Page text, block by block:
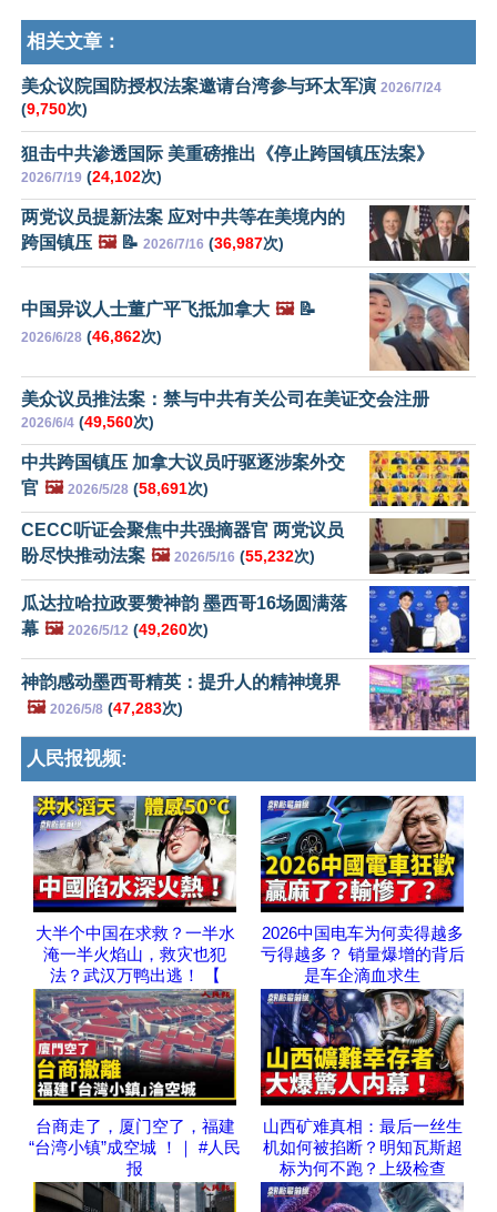
相关文章：
美众议院国防授权法案邀请台湾参与环太军演 2026/7/24
(9,750次)
狙击中共渗透国际 美重磅推出《停止跨国镇压法案》
2026/7/19 (24,102次)
两党议员提新法案 应对中共等在美境内的
跨国镇压 🖼️📝 2026/7/16 (36,987次)
中国异议人士董广平飞抵加拿大 🖼️📝
2026/6/28 (46,862次)
美众议员推法案：禁与中共有关公司在美证交会注册
2026/6/4 (49,560次)
中共跨国镇压 加拿大议员吁驱逐涉案外交
官 🖼️ 2026/5/28 (58,691次)
CECC听证会聚焦中共强摘器官 两党议员
盼尽快推动法案 🖼️ 2026/5/16 (55,232次)
瓜达拉哈拉政要赞神韵 墨西哥16场圆满落
幕 🖼️ 2026/5/12 (49,260次)
神韵感动墨西哥精英：提升人的精神境界
🖼️ 2026/5/8 (47,283次)
人民报视频:
大半个中国在求救？一半水
淹一半火焰山，救灾也犯
法？武汉万鸭出逃！ 【
2026中国电车为何卖得越多
亏得越多？ 销量爆增的背后
是车企滴血求生
台商走了，厦门空了，福建
“台湾小镇”成空城 ！｜ #人民
报
山西矿难真相：最后一丝生
机如何被掐断？明知瓦斯超
标为何不跑？上级检查